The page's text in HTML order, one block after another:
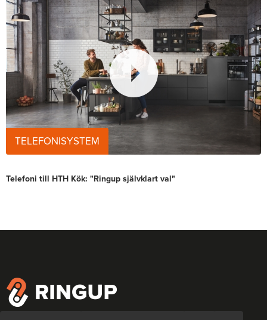
TELEFONISYSTEM
Telefoni till HTH Kök: "Ringup självklart val"